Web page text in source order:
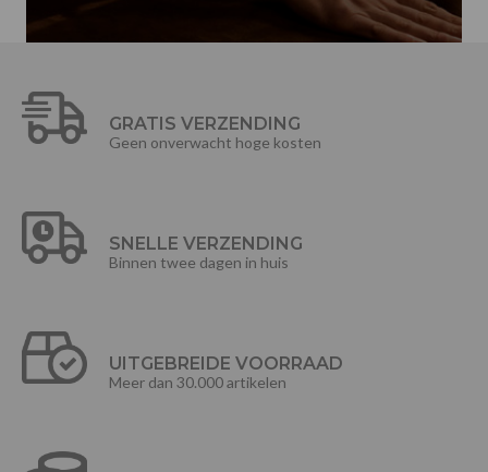
GRATIS VERZENDING
Geen onverwacht hoge kosten
SNELLE VERZENDING
Binnen twee dagen in huis
UITGEBREIDE VOORRAAD
Meer dan 30.000 artikelen